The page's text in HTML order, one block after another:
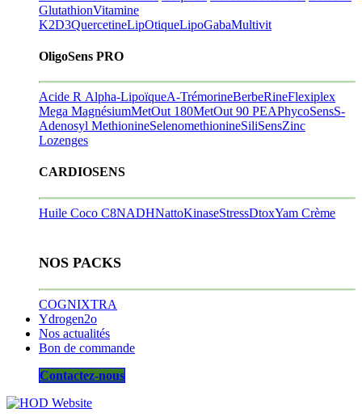
GlutathionVitamine
K2D3QuercetineLipOtiqueLipoGabaMultivit
OligoSens PRO
Acide R Alpha-LipoïqueA-TrémorineBerbeRineFlexiplex
Mega MagnésiumMetOut 180MetOut 90 PEAPhycoSensS-
Adenosyl MethionineSelenomethionineSiliSensZinc
Lozenges
CARDIOSENS
Huile Coco C8NADHNattoKinaseStressDtoxYam Crème
NOS PACKS
COGNIXTRA
Ydrogen2o
Nos actualités
Bon de commande
Contactez-nous